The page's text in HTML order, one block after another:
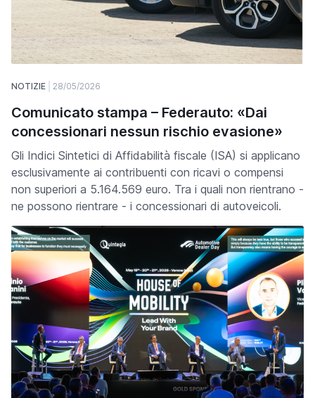
NOTIZIE 28/05/2026
Comunicato stampa – Federauto: «Dai
concessionari nessun rischio evasione»
Gli Indici Sintetici di Affidabilità fiscale (ISA) si applicano
esclusivamente ai contribuenti con ricavi o compensi
non superiori a 5.164.569 euro. Tra i quali non rientrano -
ne possono rientrare - i concessionari di autoveicoli.